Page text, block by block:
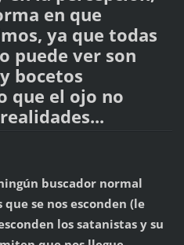
en que
ya que todas
puede ver son
bocetos
que el ojo no
buscador normal
se nos esconden (le
los satanistas y su